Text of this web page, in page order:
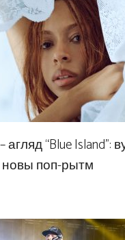
агляд “Blue Island”:
новы поп-рытм